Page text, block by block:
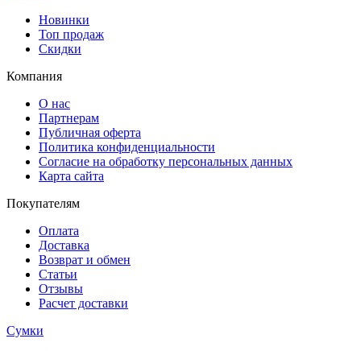
Новинки
Топ продаж
Скидки
Компания
О нас
Партнерам
Публичная оферта
Политика конфиденциальности
Согласие на обработку персональных данных
Карта сайта
Покупателям
Оплата
Доставка
Возврат и обмен
Статьи
Отзывы
Расчет доставки
Сумки